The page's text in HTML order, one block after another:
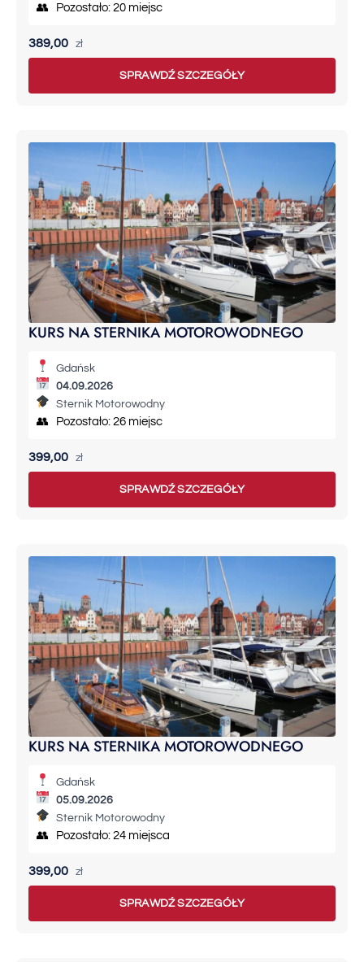
👥 Pozostało: 20 miejsc
389,00 zł
SPRAWDŹ SZCZEGÓŁY
KURS NA STERNIKA MOTOROWODNEGO
Gdańsk
04.09.2026
Sternik Motorowodny
👥 Pozostało: 26 miejsc
399,00 zł
SPRAWDŹ SZCZEGÓŁY
KURS NA STERNIKA MOTOROWODNEGO
Gdańsk
05.09.2026
Sternik Motorowodny
👥 Pozostało: 24 miejsca
399,00 zł
SPRAWDŹ SZCZEGÓŁY